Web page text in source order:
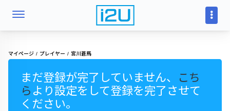
マイページ プレイヤー 宮川蒼馬
まだ登録が完了していません、
こち
ら より設定をして登録を完了させて
ください。